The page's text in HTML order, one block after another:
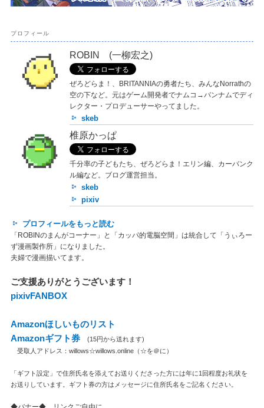
プロフィール
ROBIN (一柳宏之)
ぜろどらま！、BRITANNIAの勇者たち、みんなNorrathの
空の下など。元はゲーム開発者でナムコ→バンナムでディ
レクター・プロデューサーやってました。
skeb
椎原かっぱ
千分率の子どもたち、ぜろどらま！エリン編、カーバンク
ル編など。ブログ運営担当。
skeb
pixiv
プロフィールをもっと読む
「ROBINのまんがコーナー」と「カッパ的電脳空間」は統合して「うぃろー
ず漫画製作所」になりました。
夫婦で漫画描いてます。
ご支援ありがとうございます！
pixivFANBOX
Amazonほしいものリスト
Amazonギフト券
(15円から送れます)
受取人アドレス：willows☆willows.online（☆を＠に）
「ギフト設定」で住所氏名を添えてお送りくださった方には年に1回程度お礼状を
お送りしています。ギフト券の方はメッセージに住所氏名をご記名ください。